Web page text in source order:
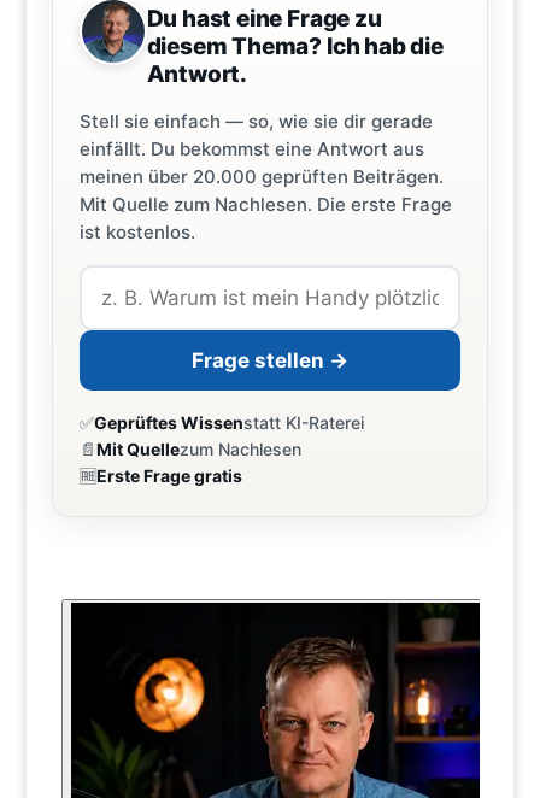
Du hast eine Frage zu
diesem Thema? Ich hab die
Antwort.
Stell sie einfach — so, wie sie dir gerade
einfällt. Du bekommst eine Antwort aus
meinen über 20.000 geprüften Beiträgen.
Mit Quelle zum Nachlesen. Die erste Frage
ist kostenlos.
Frage stellen →
✅Geprüftes Wissenstatt KI-Raterei
📄Mit Quellezum Nachlesen
🆓Erste Frage gratis